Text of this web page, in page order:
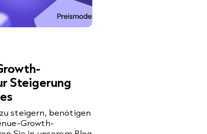
Steigerung
steigern, benötigen
Growth-